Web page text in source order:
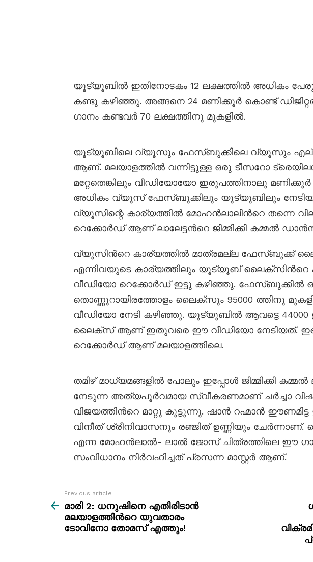
യൂട്യൂബിൽ ഇതിനോടകം 12 ലക്ഷത്തിൽ അധികം
കണ്ടു കഴിഞ്ഞു. അങ്ങനെ 24 മണിക്കൂർ കൊണ്ട്
ഗാനം കണ്ടവർ 70 ലക്ഷത്തിനു മുകളിൽ.
യൂട്യൂബിലെ വ്യൂസും ഫേസ്ബുക്കിലെ വ്യൂസും
ആണ്. മലയാളത്തിൽ വന്നിട്ടുള്ള ഒരു ടീസറോ
മറ്റേതെങ്കിലും വീഡിയോയോ ഇരുപത്തിനാലു
അധികം വ്യൂസ് ഫേസ്ബുക്കിലും യൂട്യുബിലും
വ്യൂസിന്റെ കാര്യത്തിൽ മോഹൻലാലിൻറെ തന്നെ
റെക്കോർഡ് ആണ് ലാലേട്ടന്‍റെ ജിമ്മിക്കി കമ്മൽ
വ്യൂസിന്‍റെ കാര്യത്തിൽ മാത്രമല്ല ഫേസ്ബുക്ക്
എന്നിവയുടെ കാര്യത്തിലും യൂട്യൂബ് ലൈക്‌സിന്‍റെ
വീഡിയോ റെക്കോർഡ് ഇട്ടു കഴിഞ്ഞു. ഫേസ്ബുക്കിൽ
തൊണ്ണൂറായിരത്തോളം ലൈക്‌സും 95000 ത്തിനു
വീഡിയോ നേടി കഴിഞ്ഞു. യൂട്യൂബിൽ ആവട്ടെ
ലൈക്സ് ആണ് ഇതുവരെ ഈ വീഡിയോ നേടിയത്.
റെക്കോർഡ് ആണ് മലയാളത്തിലെ.
തമിഴ് മാധ്യമങ്ങളിൽ പോലും ഇപ്പോൾ ജിമ്മിക്കി
നേടുന്ന അത്യപൂർവമായ സ്വീകരണമാണ് ചർച്ചാ
വിജയത്തിന്‍റെ മാറ്റു കൂട്ടുന്നു. ഷാൻ റഹ്മാൻ
വിനീത് ശ്രീനിവാസനും രഞ്ജിത് ഉണ്ണിയും ചേർന്നാണ്.
എന്ന മോഹൻലാൽ- ലാൽ ജോസ് ചിത്രത്തിലെ ഈ
സംവിധാനം നിർവഹിച്ചത് പ്രസന്ന മാസ്റ്റർ ആണ്.
more
Previous article
മാരി 2: ധനുഷിനെ എതിരിടാന്‍
മലയാളത്തിന്‍റെ യുവതാരം
ടോവിനോ തോമസ്‌ എത്തും!